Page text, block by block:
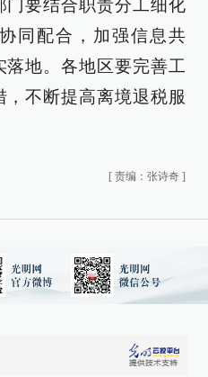
要结合职责分工细化
同配合，加强信息共
地。各地区要完善工
不断提高离境退税服
[ 责编：张诗奇 ]